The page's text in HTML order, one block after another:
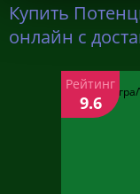
Купить
онлайн с
Рейтинг
9.6